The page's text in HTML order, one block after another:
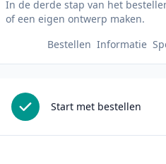
In de derde stap van het
of een eigen ontwerp maken.
Bestellen Informatie
Start met bestellen